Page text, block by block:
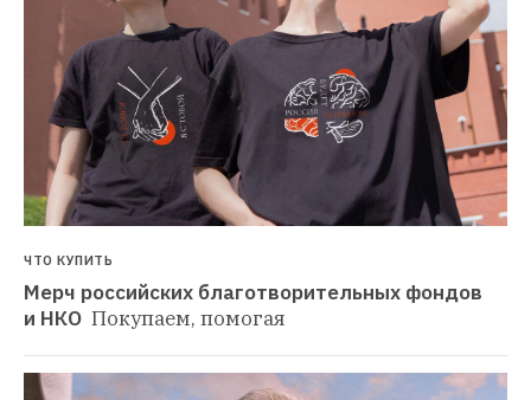
ЧТО КУПИТЬ
Мерч российских благотворительных фондов
и НКО Покупаем, помогая